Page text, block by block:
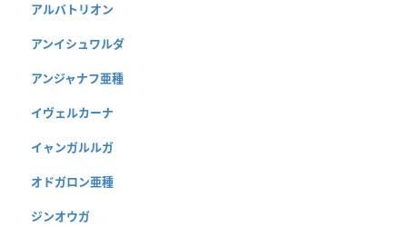
アルバトリオン
アンイシュワルダ
アンジャナフ亜種
イヴェルカーナ
イャンガルルガ
オドガロン亜種
ジンオウガ